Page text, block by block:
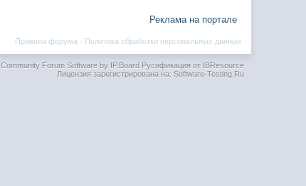
Реклама на портале
Политика обработки персональных данных
Правила форума ·
Community Forum Software by IP.BoardРусификация от IBResource
Лицензия зарегистрирована на: Software-Testing.Ru